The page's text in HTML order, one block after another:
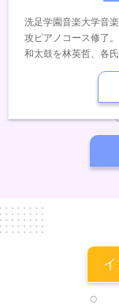
洗足学園音楽大学音
攻ピアノコース修了
和太鼓を林英哲、各
一郎、指揮を松元宏
ピアノ コンクールデ